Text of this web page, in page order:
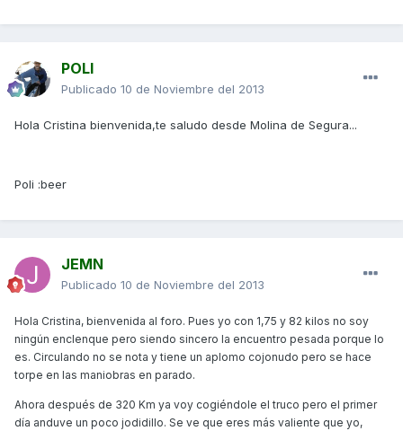
POLI
Publicado 10 de Noviembre del 2013
Hola Cristina bienvenida,te saludo desde Molina de Segura...
Poli :beer
JEMN
Publicado 10 de Noviembre del 2013
Hola Cristina, bienvenida al foro. Pues yo con 1,75 y 82 kilos no soy
ningún enclenque pero siendo sincero la encuentro pesada porque lo
es. Circulando no se nota y tiene un aplomo cojonudo pero se hace
torpe en las maniobras en parado.
Ahora después de 320 Km ya voy cogiéndole el truco pero el primer
día anduve un poco jodidillo. Se ve que eres más valiente que yo,